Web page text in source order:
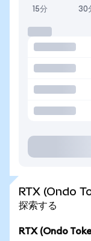
15分 30
RTX (Ondo
探索する
RTX (Ondo